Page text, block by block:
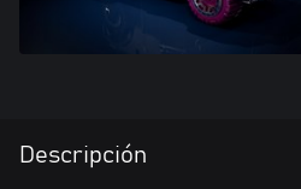
Descripción